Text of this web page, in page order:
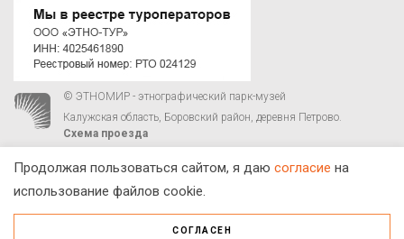
© ЭТНОМИР - этнографический парк-музей
Калужская область, Боровский район, деревня Петрово.
Схема проезда
Продолжая пользоваться сайтом, я даю согласие на
использование файлов cookie.
СОГЛАСЕН